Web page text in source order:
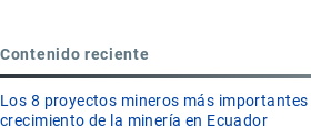
Contenido reciente
Los 8 proyectos mineros más importantes
crecimiento de la minería en Ecuador